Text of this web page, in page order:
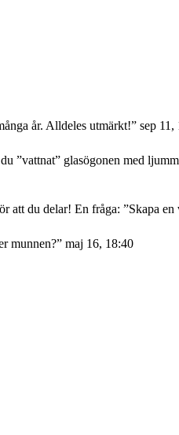
år. Alldeles utmärkt!” sep 11,
”vattnat” glasögonen med
att du delar! En fråga: ”Skapa
munnen?” maj 16, 18:40